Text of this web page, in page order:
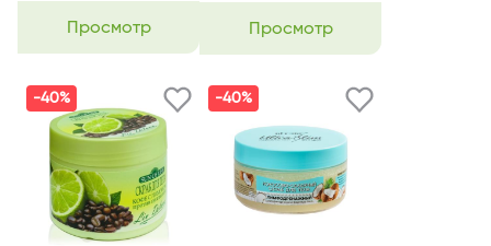
Просмотр Просмотр
-40% -40%